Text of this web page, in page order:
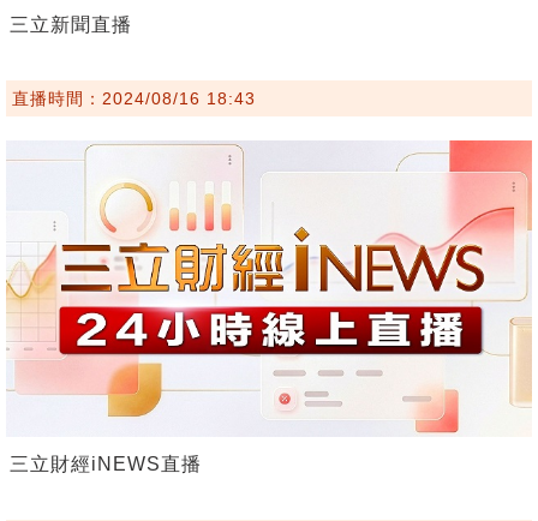
三立新聞直播
直播時間：2024/08/16 18:43
三立財經iNEWS直播